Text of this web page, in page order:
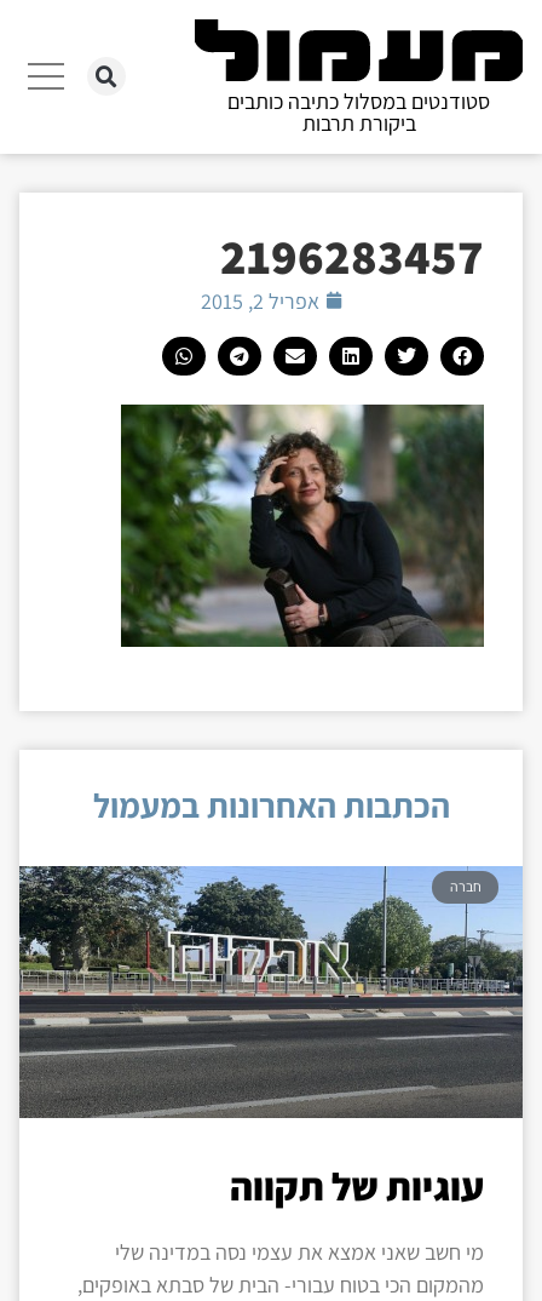
סטודנטים במסלול כתיבה כותבים
ביקורת תרבות
2196283457
אפריל 2, 2015
הכתבות האחרונות במעמול
חברה
עוגיות של תקווה
מי חשב שאני אמצא את עצמי נסה במדינה שלי
מהמקום הכי בטוח עבורי- הבית של סבתא באופקים,